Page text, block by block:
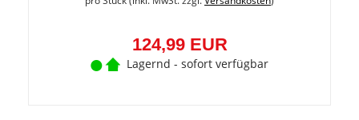
124,99 EUR
Lagernd - sofort verfügbar